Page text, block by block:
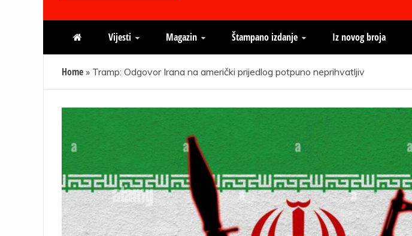
Faktor magazin
Vijesti Magazin Štampano izdanje Iz novog broja
Home » Tramp: Odgovor Irana na američki prijedlog potpuno neprihvatljiv